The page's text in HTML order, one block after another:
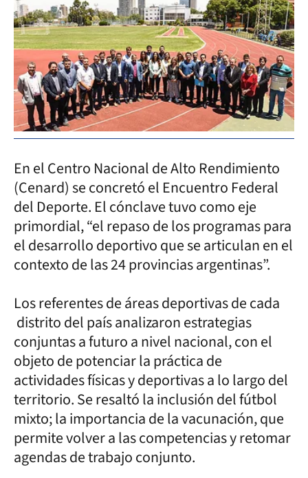
En el Centro Nacional de Alto Rendimiento
(Cenard) se concretó el Encuentro Federal
del Deporte. El cónclave tuvo como eje
primordial, “el repaso de los programas para
el desarrollo deportivo que se articulan en el
contexto de las 24 provincias argentinas”.
Los referentes de áreas deportivas de cada
distrito del país analizaron estrategias
conjuntas a futuro a nivel nacional, con el
objeto de potenciar la práctica de
actividades físicas y deportivas a lo largo del
territorio. Se resaltó la inclusión del fútbol
mixto; la importancia de la vacunación, que
permite volver a las competencias y retomar
agendas de trabajo conjunto.